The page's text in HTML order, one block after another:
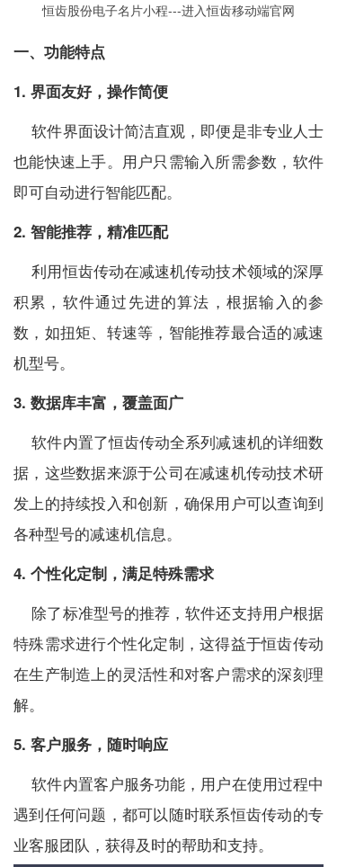
恒齿股份电子名片小程---进入恒齿移动端官网
一、功能特点
1. 界面友好，操作简便
软件界面设计简洁直观，即便是非专业人士
也能快速上手。用户只需输入所需参数，软件
即可自动进行智能匹配。
2. 智能推荐，精准匹配
利用恒齿传动在减速机传动技术领域的深厚
积累，软件通过先进的算法，根据输入的参
数，如扭矩、转速等，智能推荐最合适的减速
机型号。
3. 数据库丰富，覆盖面广
软件内置了恒齿传动全系列减速机的详细数
据，这些数据来源于公司在减速机传动技术研
发上的持续投入和创新，确保用户可以查询到
各种型号的减速机信息。
4. 个性化定制，满足特殊需求
除了标准型号的推荐，软件还支持用户根据
特殊需求进行个性化定制，这得益于恒齿传动
在生产制造上的灵活性和对客户需求的深刻理
解。
5. 客户服务，随时响应
软件内置客户服务功能，用户在使用过程中
遇到任何问题，都可以随时联系恒齿传动的专
业客服团队，获得及时的帮助和支持。